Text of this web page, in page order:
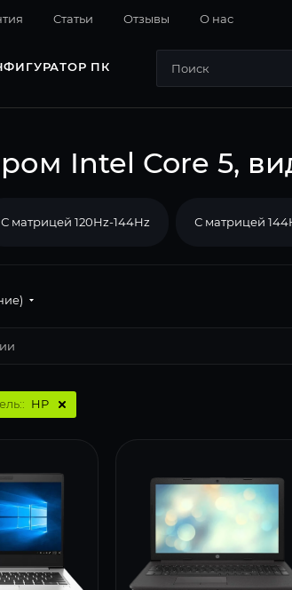
Cтатьи Отзывы О нас
ПК
Intel Core 5,
С матрицей 120Hz-144Hz С матрицей
HP